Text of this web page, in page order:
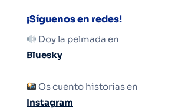
¡Síguenos en redes!
Doy la pelmada en
Bluesky
Os cuento historias en
Instagram